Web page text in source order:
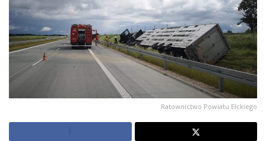
Ratownictwo Powiatu Ełckiego